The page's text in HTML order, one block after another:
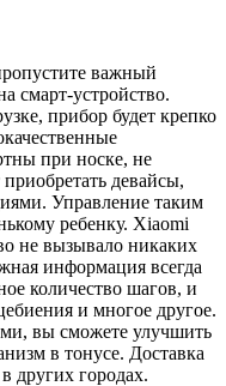
важный
смарт-устройство.
прибор будет крепко
при носке, не
девайсы,
Управление таким
ребенку. Xiaomi
не вызывало никаких
информация всегда
количество шагов, и
и многое другое.
вы сможете улучшить
в тонусе. Доставка
других городах.